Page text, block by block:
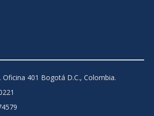
Oficina 401 Bogotá D.C., Colombia.